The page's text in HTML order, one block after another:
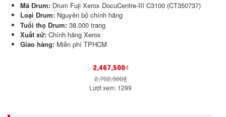
Mã Drum: Drum Fuji Xerox DocuCentre-III C3100 (CT350737)
Loại Drum: Nguyên bộ chính hãng
Tuổi thọ Drum: 38.000 trang
Xuất xứ: Chính hãng Xerox
Giao hàng: Miễn phí TPHCM
2,467,500₫
2,702,500₫
Lượt xem: 1299